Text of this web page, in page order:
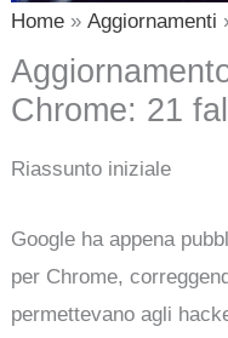
Home Aggiornamenti
Chrome: 21
Riassunto iniziale
Google ha appena
per Chrome,
permettevano agli